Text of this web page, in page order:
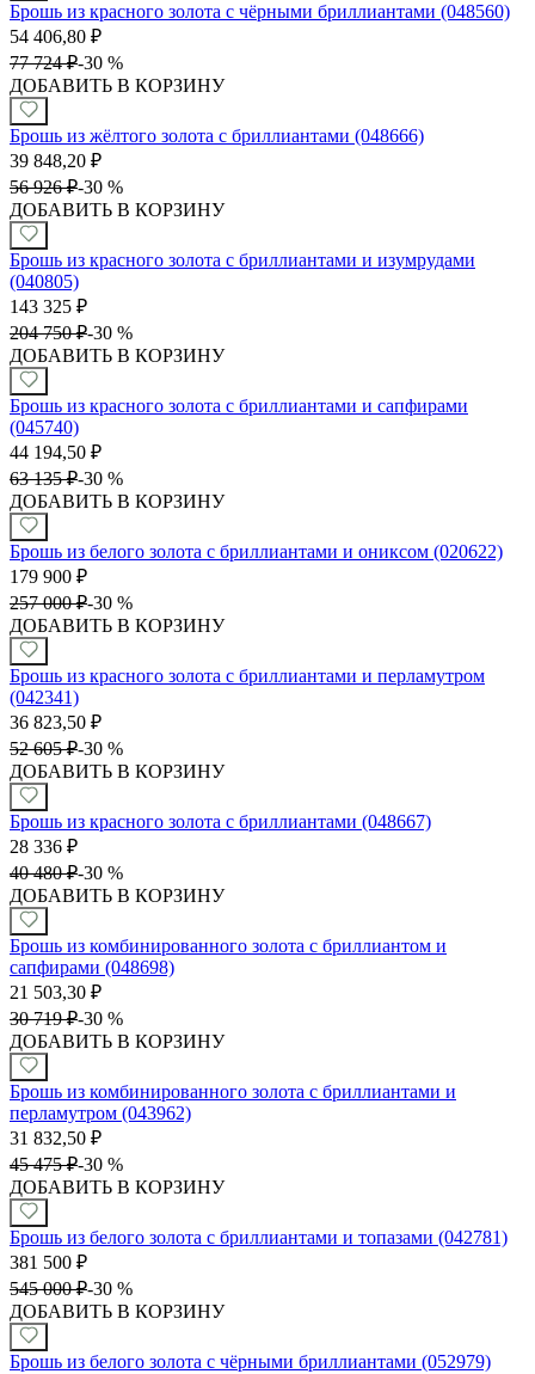
Брошь из красного золота с чёрными бриллиантами (048560)
54 406,80 ₽
77 724 ₽-30 %
ДОБАВИТЬ В КОРЗИНУ
Брошь из жёлтого золота с бриллиантами (048666)
39 848,20 ₽
56 926 ₽-30 %
ДОБАВИТЬ В КОРЗИНУ
Брошь из красного золота с бриллиантами и изумрудами
(040805)
143 325 ₽
204 750 ₽-30 %
ДОБАВИТЬ В КОРЗИНУ
Брошь из красного золота с бриллиантами и сапфирами
(045740)
44 194,50 ₽
63 135 ₽-30 %
ДОБАВИТЬ В КОРЗИНУ
Брошь из белого золота с бриллиантами и ониксом (020622)
179 900 ₽
257 000 ₽-30 %
ДОБАВИТЬ В КОРЗИНУ
Брошь из красного золота с бриллиантами и перламутром
(042341)
36 823,50 ₽
52 605 ₽-30 %
ДОБАВИТЬ В КОРЗИНУ
Брошь из красного золота с бриллиантами (048667)
28 336 ₽
40 480 ₽-30 %
ДОБАВИТЬ В КОРЗИНУ
Брошь из комбинированного золота с бриллиантом и
сапфирами (048698)
21 503,30 ₽
30 719 ₽-30 %
ДОБАВИТЬ В КОРЗИНУ
Брошь из комбинированного золота с бриллиантами и
перламутром (043962)
31 832,50 ₽
45 475 ₽-30 %
ДОБАВИТЬ В КОРЗИНУ
Брошь из белого золота с бриллиантами и топазами (042781)
381 500 ₽
545 000 ₽-30 %
ДОБАВИТЬ В КОРЗИНУ
Брошь из белого золота с чёрными бриллиантами (052979)